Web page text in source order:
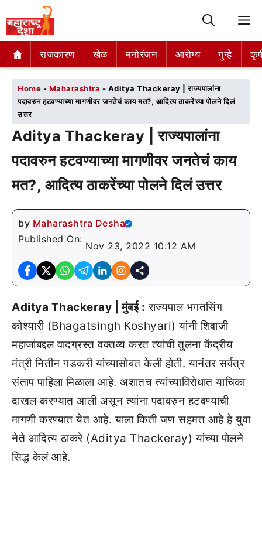
राजकारण खेळ मनोरंजन आरोग्य गुन्हे
राजकारण खेळ मनोरंजन आरोग्य गुन्हे
Home - Maharashtra - Aditya Thackeray | राज्यपालांना
पदावरुन हटवण्याच्या मागणीवर जनतेचं काय मत?, आदित्य ठाकरेंच्या पोलने दिलं
उत्तर
Aditya Thackeray | राज्यपालांना
पदावरुन हटवण्याच्या मागणीवर जनतेचं काय
मत?, आदित्य ठाकरेंच्या पोलने दिलं उत्तर
by Maharashtra Desha
Published On:
Nov 23, 2022 10:12 AM
Aditya Thackeray | मुंबई : राज्यपाल भगतसिंग
कोश्यारी (Bhagatsingh Koshyari) यांनी शिवाजी
महाजांबद्दल वादग्रस्त वक्तव्य करत त्यांची तुलना केंद्रीय
मंत्री नितीन गडकरी यांच्यासोबत केली होती. यानंतर सर्वत्र
संताप पाहिला मिळाला आहे. अशातच त्यांच्याविरोधात याचिका
दाखल करण्यात आली असून त्यांना पदावरुन हटवण्याची
मागणी करण्यात येत आहे. याला किती जण सहमत आहे हे युवा
नेते आदित्य ठाकरे (Aditya Thackeray) यांच्या पोलने
सिद्ध केलं आहे.